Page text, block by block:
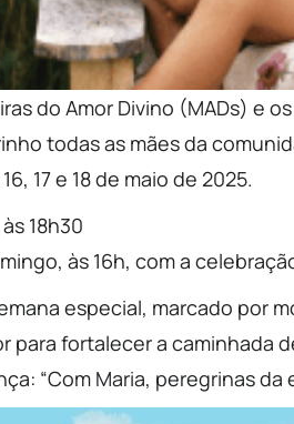
do Amor Divino (MADs) e
todas as mães da
17 e 18 de maio de 2025.
18h30
às 16h, com a
especial, marcado por
para fortalecer a caminhada
“Com Maria, peregrinas da